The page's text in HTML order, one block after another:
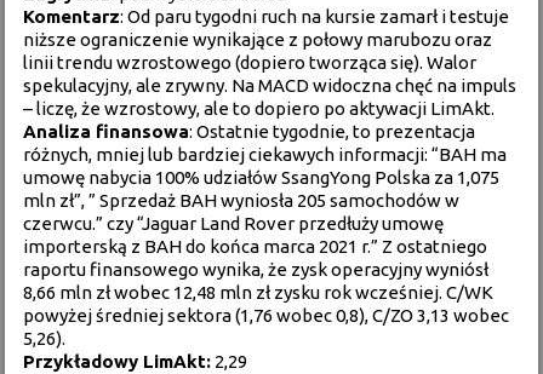
Komentarz: Od paru tygodni ruch na kursie zamarł i testuje
niższe ograniczenie wynikające z połowy marubozu oraz
linii trendu wzrostowego (dopiero tworząca się). Walor
spekulacyjny, ale zrywny. Na MACD widoczna chęć na impuls
– liczę, że wzrostowy, ale to dopiero po aktywacji LimAkt.
Analiza finansowa: Ostatnie tygodnie, to prezentacja
różnych, mniej lub bardziej ciekawych informacji: “BAH ma
umowę nabycia 100% udziałów SsangYong Polska za 1,075
mln zł”, ” Sprzedaż BAH wyniosła 205 samochodów w
czerwcu.” czy “Jaguar Land Rover przedłuży umowę
importerską z BAH do końca marca 2021 r.” Z ostatniego
raportu finansowego wynika, że zysk operacyjny wyniósł
8,66 mln zł wobec 12,48 mln zł zysku rok wcześniej. C/WK
powyżej średniej sektora (1,76 wobec 0,8), C/ZO 3,13 wobec
5,26).
Przykładowy LimAkt: 2,29